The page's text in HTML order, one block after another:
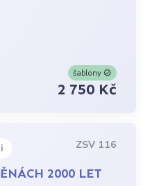
šablony
2 750 Kč
i ZSV 116
2000 LET